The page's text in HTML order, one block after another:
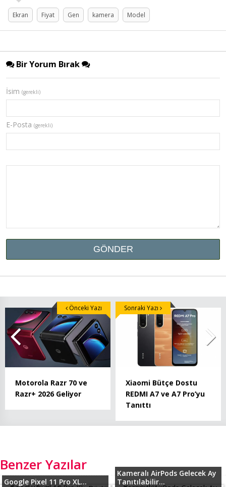
Ekran Fiyat Gen kamera Model
Bir Yorum Bırak
İsim (gerekli)
E-Posta (gerekli)
Motorola Razr 70 ve
Razr+ 2026 Geliyor
Önceki Yazı
Xiaomi Bütçe Dostu
REDMI A7 ve A7 Pro’yu
Tanıttı
Sonraki Yazı
Benzer Yazılar
Google Pixel 11 Pro XL...
Kameralı AirPods Gelecek Ay
Tanıtılabilir...